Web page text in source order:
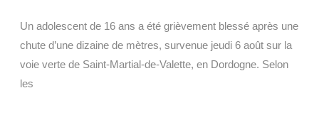
Un adolescent de 16 ans a été grièvement blessé après une
chute d’une dizaine de mètres, survenue jeudi 6 août sur la
voie verte de Saint-Martial-de-Valette, en Dordogne. Selon
les